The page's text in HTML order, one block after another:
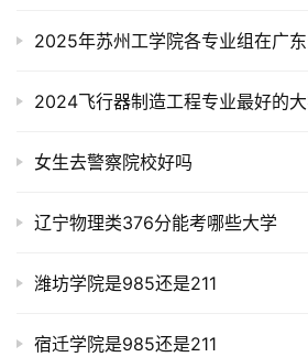
2025年苏州工学院各专业组在广
2024飞行器制造工程专业最好的
女生去警察院校好吗
辽宁物理类376分能考哪些大学
潍坊学院是985还是211
宿迁学院是985还是211